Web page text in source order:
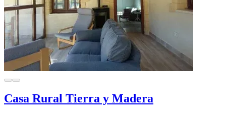
Casa Rural Tierra y Madera